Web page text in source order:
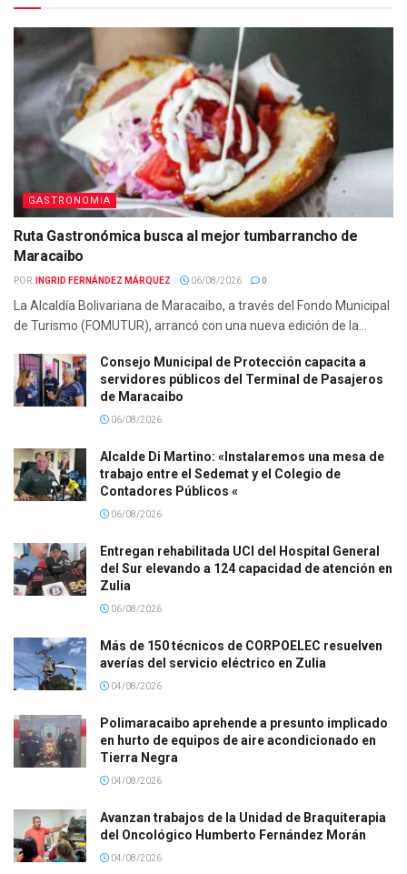
GASTRONOMIA
Ruta Gastronómica busca al mejor tumbarrancho de
Maracaibo
POR: INGRID FERNÁNDEZ MÁRQUEZ 06/08/2026 0
La Alcaldía Bolivariana de Maracaibo, a través del Fondo Municipal
de Turismo (FOMUTUR), arrancó con una nueva edición de la...
Consejo Municipal de Protección capacita a
servidores públicos del Terminal de Pasajeros
de Maracaibo
06/08/2026
Alcalde Di Martino: «Instalaremos una mesa de
trabajo entre el Sedemat y el Colegio de
Contadores Públicos «
06/08/2026
Entregan rehabilitada UCI del Hospital General
del Sur elevando a 124 capacidad de atención en
Zulia
06/08/2026
Más de 150 técnicos de CORPOELEC resuelven
averías del servicio eléctrico en Zulia
04/08/2026
Polimaracaibo aprehende a presunto implicado
en hurto de equipos de aire acondicionado en
Tierra Negra
04/08/2026
Avanzan trabajos de la Unidad de Braquiterapia
del Oncológico Humberto Fernández Morán
04/08/2026